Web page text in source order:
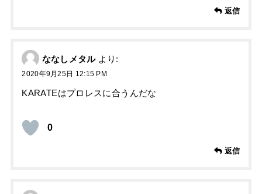
返信
ななしメタル より:
2020年9月25日 12:15 PM
KARATEはプロレスに合うんだな
0
返信